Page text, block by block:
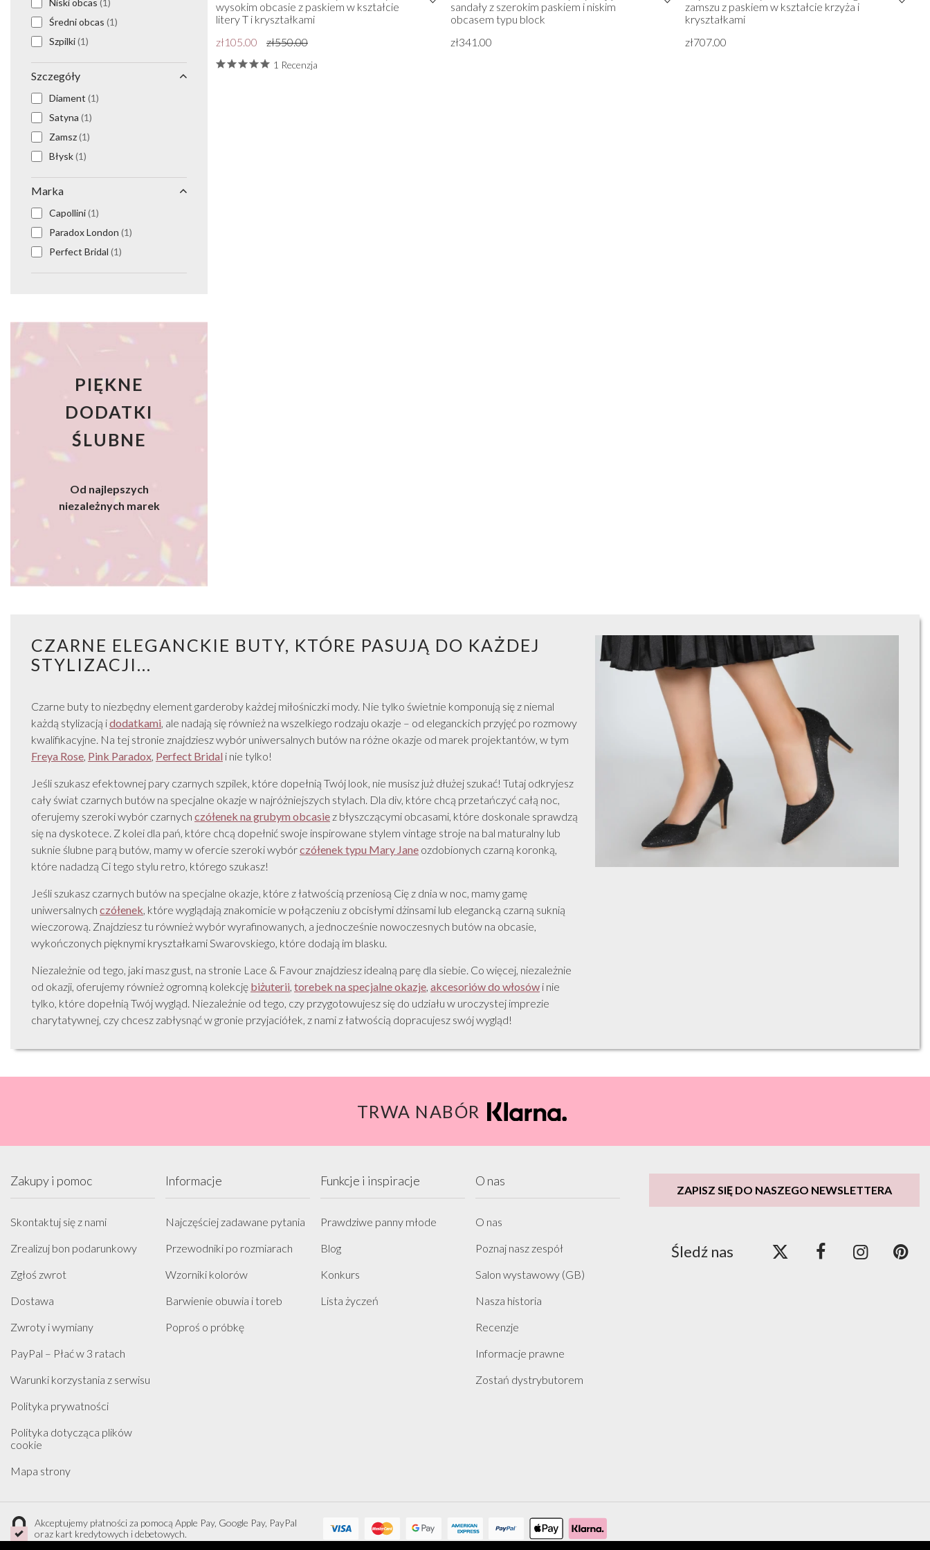
Kolczyki na bal maturalny
Bransoletki na studniówkę
Naszyjniki na bal maturalny
Zestawy biżuterii na bal maturalny
Srebrna biżuteria na bal maturalny
Złota biżuteria na bal maturalny
Niski obcas (1)
Średni obcas (1)
Szpilki(1)
Szczegóły
Diament (1)
Satyna (1)
Zamsz(1)
Błysk(1)
Marka
Capollini(1)
Paradox London (1)
Perfect Bridal (1)
PIĘKNE
DODATKI
ŚLUBNE
Od najlepszych
niezależnych marek
wysokim obcasie z paskiem w kształcie
litery T i kryształkami
zł105.00
zł550.00
1 Recenzja
sandały z szerokim paskiem i niskim
obcasem typu block
zł341.00
zamszu z paskiem w kształcie krzyża i
kryształkami
zł707.00
CZARNE ELEGANCKIE BUTY, KTÓRE PASUJĄ DO KAŻDEJ
STYLIZACJI...
Czarne buty to niezbędny element garderoby każdej miłośniczki mody. Nie tylko świetnie komponują się z niemal
każdą stylizacją idodatkami, ale nadają się również na wszelkiego rodzaju okazje – od eleganckich przyjęć po rozmowy
kwalifikacyjne. Na tej stronie znajdziesz wybór uniwersalnych butów na różne okazje od marek projektantów, w tym
Freya Rose, Pink Paradox, Perfect Bridal i nie tylko!
Jeśli szukasz efektownej pary czarnych szpilek, które dopełnią Twój look, nie musisz już dłużej szukać! Tutaj odkryjesz
cały świat czarnych butów na specjalne okazje w najróżniejszych stylach. Dla div, które chcą przetańczyć całą noc,
oferujemy szeroki wybór czarnych czółenek na grubym obcasie z błyszczącymi obcasami, które doskonale sprawdzą
się na dyskotece. Z kolei dla pań, które chcą dopełnić swoje inspirowane stylem vintage stroje na bal maturalny lub
suknie ślubne parą butów, mamy w ofercie szeroki wybórczółenek typu Mary Jane ozdobionych czarną koronką,
które nadadzą Ci tego stylu retro, którego szukasz!
Jeśli szukasz czarnych butów na specjalne okazje, które z łatwością przeniosą Cię z dnia w noc, mamy gamę
uniwersalnych czółenek, które wyglądają znakomicie w połączeniu z obcisłymi dżinsami lub elegancką czarną suknią
wieczorową. Znajdziesz tu również wybór wyrafinowanych, a jednocześnie nowoczesnych butów na obcasie,
wykończonych pięknymi kryształkami Swarovskiego, które dodają im blasku.
Niezależnie od tego, jaki masz gust, na stronie Lace & Favour znajdziesz idealną parę dla siebie. Co więcej, niezależnie
od okazji, oferujemy również ogromną kolekcję biżuterii, torebek na specjalne okazje, akcesoriów do włosów i nie
tylko, które dopełnią Twój wygląd. Niezależnie od tego, czy przygotowujesz się do udziału w uroczystej imprezie
charytatywnej, czy chcesz zabłysnąć w gronie przyjaciółek, z nami z łatwością dopracujesz swój wygląd!
TRWA NABÓR
Zakupy i pomoc
Skontaktuj się z nami
Zrealizuj bon podarunkowy
Zgłoś zwrot
Dostawa
Zwroty i wymiany
PayPal – Płać w 3 ratach
Warunki korzystania z serwisu
Polityka prywatności
Polityka dotycząca plików
cookie
Mapa strony
Informacje
Najczęściej zadawane pytania
Przewodniki po rozmiarach
Wzorniki kolorów
Barwienie obuwia i toreb
Poproś o próbkę
Funkcje i inspiracje
Prawdziwe panny młode
Blog
Konkurs
Lista życzeń
O nas
O nas
Poznaj nasz zespół
Salon wystawowy (GB)
Nasza historia
Recenzje
Informacje prawne
Zostań dystrybutorem
ZAPISZ SIĘ DO NASZEGO NEWSLETTERA
Śledź nas
Akceptujemy płatności za pomocą Apple Pay, Google Pay, PayPal
oraz kart kredytowych i debetowych.